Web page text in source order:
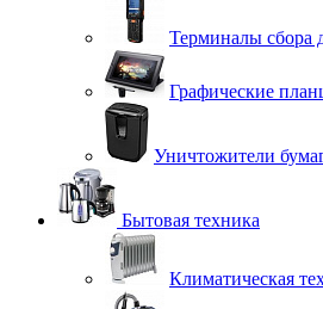
Терминалы сбора
Графические
Уничтожители
Бытовая техника
Климатическая